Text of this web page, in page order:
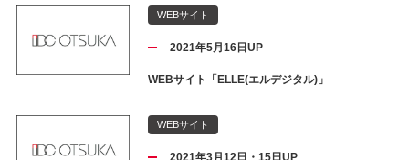
WEBサイト
2021年5月16日UP
WEBサイト「ELLE(エルデジタル)」
WEBサイト